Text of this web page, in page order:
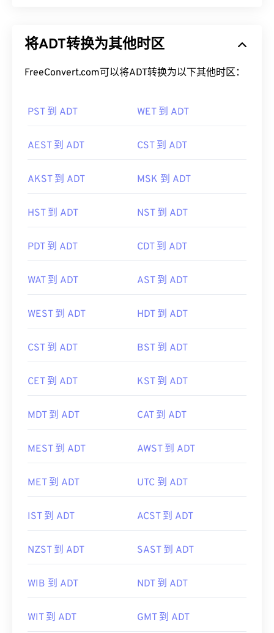
将ADT转换为其他时区
FreeConvert.com可以将ADT转换为以下其他时区：
PST 到 ADT WET 到 ADT
AEST 到 ADT CST 到 ADT
AKST 到 ADT MSK 到 ADT
HST 到 ADT NST 到 ADT
PDT 到 ADT CDT 到 ADT
WAT 到 ADT AST 到 ADT
WEST 到 ADT HDT 到 ADT
CST 到 ADT BST 到 ADT
CET 到 ADT KST 到 ADT
MDT 到 ADT CAT 到 ADT
MEST 到 ADT AWST 到 ADT
MET 到 ADT UTC 到 ADT
IST 到 ADT ACST 到 ADT
NZST 到 ADT SAST 到 ADT
WIB 到 ADT NDT 到 ADT
WIT 到 ADT GMT 到 ADT